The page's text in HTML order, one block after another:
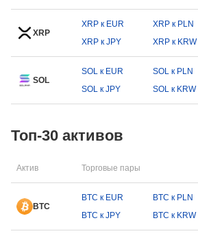
XRP
XRP к EUR XRP к PLN
XRP к JPY
XRP к KRW
SOL
SOL к EUR SOL к PLN
SOL к JPY
SOL к KRW
Топ-30 активов
Актив Торговые пары
BTC
BTC к EUR BTC к PLN
BTC к JPY
BTC к KRW